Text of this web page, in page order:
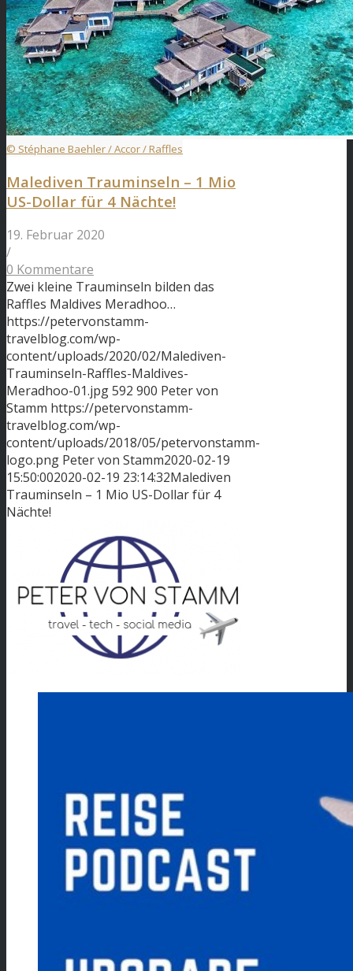
© Stéphane Baehler / Accor / Raffles
Malediven Trauminseln – 1 Mio
US-Dollar für 4 Nächte!
19. Februar 2020
/
0 Kommentare
Zwei kleine Trauminseln bilden das
Raffles Maldives Meradhoo…
https://petervonstamm-
travelblog.com/wp-
content/uploads/2020/02/Malediven-
Trauminseln-Raffles-Maldives-
Meradhoo-01.jpg592 900 Peter von
Stamm https://petervonstamm-
travelblog.com/wp-
content/uploads/2018/05/petervonstamm-
logo.png Peter von Stamm2020-02-19
15:50:002020-02-19 23:14:32Malediven
Trauminseln – 1 Mio US-Dollar für 4
Nächte!